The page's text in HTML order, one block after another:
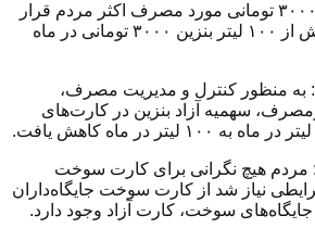
کمتر از ۱۰۰ لیتر بنزین ۳۰۰۰ تومانی مورد مصرف اکثر مردم قرار
می‌گیرد و عده کمی، بیش از ۱۰۰ لیتر بنزین ۳۰۰۰ تومانی در ماه
به منظور کنترل و مدیریت مصرف،
سهمیه‌ آزاد بنزین در کارت‌های
مردم هیچ نگرانی برای کارت سوخت
نیاز شد از کارت سوخت جایگاه‌داران
جایگاه‌های سوخت، کارت آزاد وجود دارد.